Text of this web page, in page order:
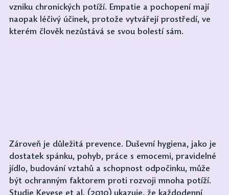
vzniku chronických potíží. Empatie a pochopení mají
naopak léčivý účinek, protože vytvářejí prostředí, ve
kterém člověk nezůstává se svou bolestí sám.
Zároveň je důležitá prevence. Duševní hygiena, jako je
dostatek spánku, pohyb, práce s emocemi, pravidelné
jídlo, budování vztahů a schopnost odpočinku, může
být ochranným faktorem proti rozvoji mnoha potíží.